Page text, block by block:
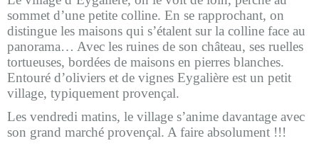
sommet d’une petite colline. En se rapprochant, on
distingue les maisons qui s’étalent sur la colline face au
panorama… Avec les ruines de son château, ses ruelles
tortueuses, bordées de maisons en pierres blanches.
Entouré d’oliviers et de vignes Eygalière est un petit
village, typiquement provençal.
Les vendredi matins, le village s’anime davantage avec
son grand marché provençal. A faire absolument !!!